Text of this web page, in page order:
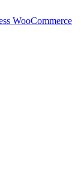
WooCommerce